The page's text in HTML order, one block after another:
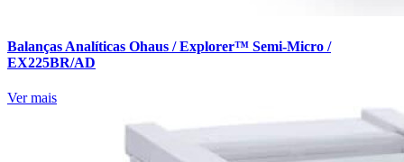
Balanças Analíticas Ohaus / Explorer™ Semi-Micro /
EX225BR/AD
Ver mais